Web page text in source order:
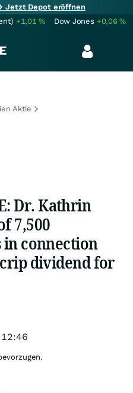
Jetzt Depot eröffnen
+1,01% Dow Jones +0,06%
Aktie
Dr. Kathrin
7,500
connection
dividend for